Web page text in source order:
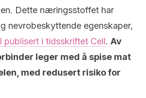
Dette næringsstoffet har
nevrobeskyttende egenskaper,
publisert i tidsskriftet Cell. Av
leger med å spise mat
med redusert risiko for